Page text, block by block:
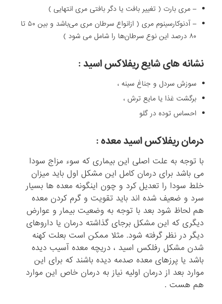
– مری بارت ( تغییر بافت یا دگر بافتی مری انتهایی )
– آدنوکارسینوم مری ( ازانواع سرطان مری می‌باشد و بین ۵۰ تا
۸۰ درصد این نوع سرطان‌ها را شامل می شود )
نشانه های شایع ریفلاکس اسید :
سوزش سردل و جناغ سینه ،
برگشت غذا یا مایع ترش ،
احساس توده در گلو
درمان ریفلاکس اسید معده :
با توجه به علت اصلی این بیماری که سوء مزاج سودا
می باشد برای درمان کامل این مشکل اول باید میزان
خلط سودا را تعدیل کرد و چون اینگونه معده ها بسیار
سرد و ضعیف شده اند باید تقویت و گرم کردن معده
هم لحاظ شود بعد با توجه به وضعیت بیمار و عوارض
دیگری که این مشکل برجای گذاشته درمان یا داروهای
دیگر در نظر گرفته شود. مثلا ممکن است بعلت کهنه
شدن مشکل رفلکس اسید ، دریچه معده آسیب دیده
باشد یا پرزهای معده صدمه دیده باشند که برای این
موارد بعد از درمان اولیه نیاز به درمان خاص این موارد
هم هست .